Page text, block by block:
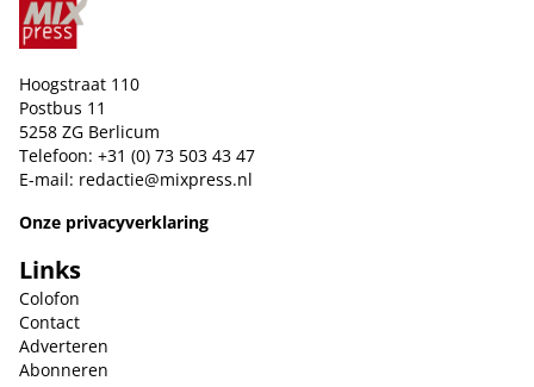
Hoogstraat 110
Postbus 11
5258 ZG Berlicum
Telefoon: +31 (0) 73 503 43 47
E-mail: redactie@mixpress.nl
Onze privacyverklaring
Links
Colofon
Contact
Adverteren
Abonneren